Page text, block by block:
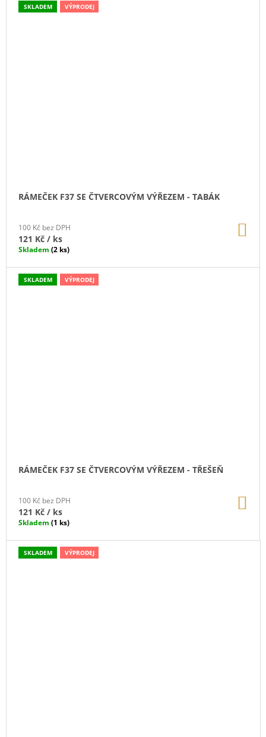
SKLADEM VÝPRODEJ
RÁMEČEK F37 SE ČTVERCOVÝM VÝŘEZEM - TABÁK
100 Kč bez DPH
121 Kč / ks
Skladem (2 ks)
SKLADEM VÝPRODEJ
RÁMEČEK F37 SE ČTVERCOVÝM VÝŘEZEM - TŘEŠEŇ
100 Kč bez DPH
121 Kč / ks
Skladem (1 ks)
SKLADEM VÝPRODEJ